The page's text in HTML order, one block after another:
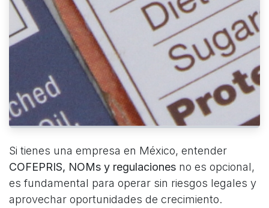
Si tienes una empresa en México, entender
COFEPRIS, NOMs y regulaciones no es opcional,
es fundamental para operar sin riesgos legales y
aprovechar oportunidades de crecimiento.